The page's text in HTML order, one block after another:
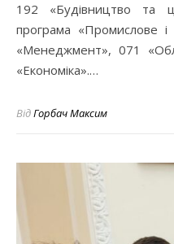
192 «Будівництво та
програма «Промислове і
«Менеджмент», 071
«Економіка».…
ВідГорбач Максим